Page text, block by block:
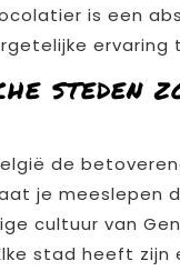
is een
ervaring
steden
de
je meeslepen
cultuur van
stad heeft zijn